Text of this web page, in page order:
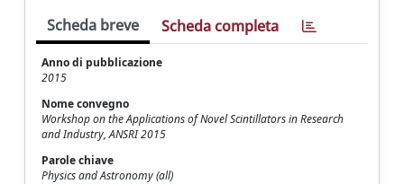
Scheda breve Scheda completa
Anno di pubblicazione
2015
Nome convegno
Workshop on the Applications of Novel Scintillators in Research
and Industry, ANSRI 2015
Parole chiave
Physics and Astronomy (all)